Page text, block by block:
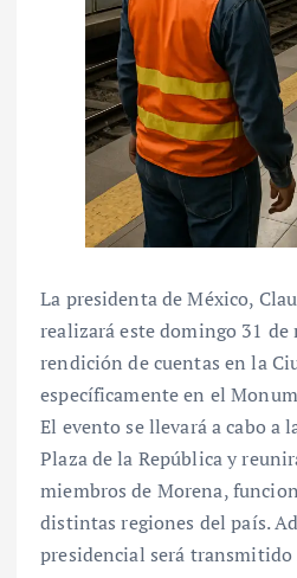
La presidenta de México,
realizará este domingo 31
rendición de cuentas en la
específicamente en el
El evento se llevará a cabo a
Plaza de la República y
miembros de Morena,
distintas regiones del país.
presidencial será